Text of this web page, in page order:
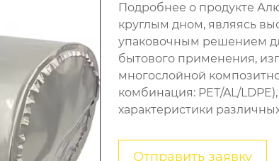
Подробнее о продукте
круглым дном, являясь
упаковочным решением
бытового применения,
многослойной
комбинация: PET/AL/
характеристики
Отправить заявку